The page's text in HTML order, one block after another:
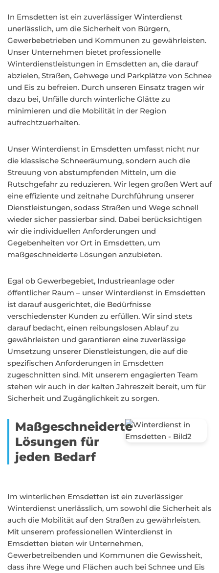
In Emsdetten ist ein zuverlässiger Winterdienst
unerlässlich, um die Sicherheit von Bürgern,
Gewerbebetrieben und Kommunen zu gewährleisten.
Unser Unternehmen bietet professionelle
Winterdienstleistungen in Emsdetten an, die darauf
abzielen, Straßen, Gehwege und Parkplätze von Schnee
und Eis zu befreien. Durch unseren Einsatz tragen wir
dazu bei, Unfälle durch winterliche Glätte zu
minimieren und die Mobilität in der Region
aufrechtzuerhalten.
Unser Winterdienst in Emsdetten umfasst nicht nur
die klassische Schneeräumung, sondern auch die
Streuung von abstumpfenden Mitteln, um die
Rutschgefahr zu reduzieren. Wir legen großen Wert auf
eine effiziente und zeitnahe Durchführung unserer
Dienstleistungen, sodass Straßen und Wege schnell
wieder sicher passierbar sind. Dabei berücksichtigen
wir die individuellen Anforderungen und
Gegebenheiten vor Ort in Emsdetten, um
maßgeschneiderte Lösungen anzubieten.
Egal ob Gewerbegebiet, Industrieanlage oder
öffentlicher Raum – unser Winterdienst in Emsdetten
ist darauf ausgerichtet, die Bedürfnisse
verschiedenster Kunden zu erfüllen. Wir sind stets
darauf bedacht, einen reibungslosen Ablauf zu
gewährleisten und garantieren eine zuverlässige
Umsetzung unserer Dienstleistungen, die auf die
spezifischen Anforderungen in Emsdetten
zugeschnitten sind. Mit unserem engagierten Team
stehen wir auch in der kalten Jahreszeit bereit, um für
Sicherheit und Zugänglichkeit zu sorgen.
Maßgeschneiderte
Lösungen für
jeden Bedarf
Im winterlichen Emsdetten ist ein zuverlässiger
Winterdienst unerlässlich, um sowohl die Sicherheit als
auch die Mobilität auf den Straßen zu gewährleisten.
Mit unserem professionellen Winterdienst in
Emsdetten bieten wir Unternehmen,
Gewerbetreibenden und Kommunen die Gewissheit,
dass ihre Wege und Flächen auch bei Schnee und Eis